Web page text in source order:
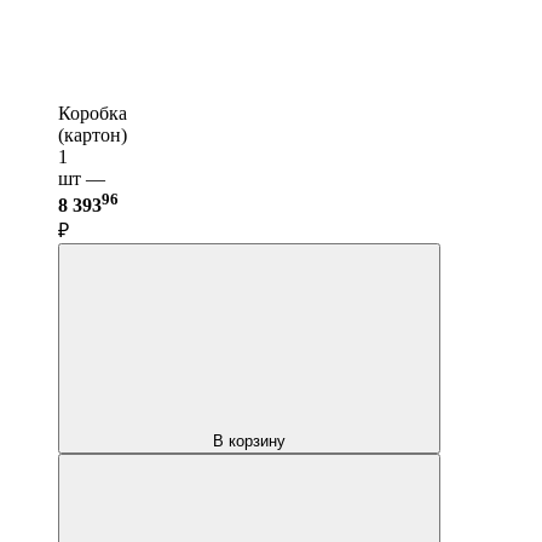
Коробка
(картон)
1
шт —
8 39396
₽
В корзину